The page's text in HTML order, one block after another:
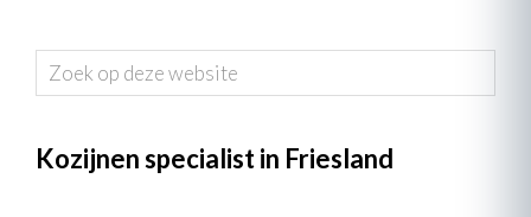
Zoek
op
website
Kozijnen specialist in Friesland